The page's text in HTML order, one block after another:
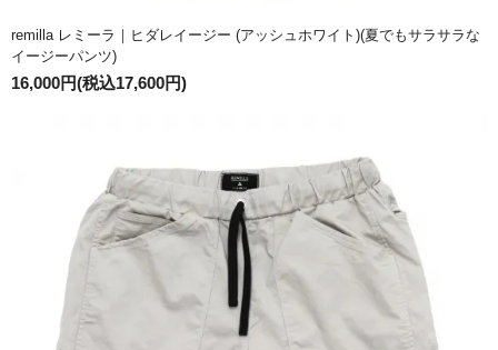
remilla レミーラ｜ヒダレイージー (アッシュホワイト)(夏でもサラサラな
イージーパンツ)
16,000円(税込17,600円)